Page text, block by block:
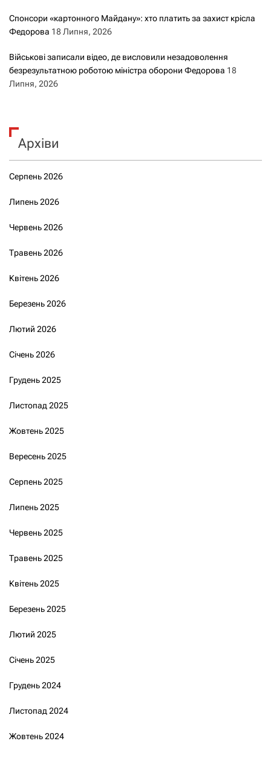
Спонсори «картонного Майдану»: хто платить за захист крісла
Федорова 18 Липня, 2026
Військові записали відео, де висловили незадоволення
безрезультатною роботою міністра оборони Федорова 18
Липня, 2026
Архіви
Серпень 2026
Липень 2026
Червень 2026
Травень 2026
Квітень 2026
Березень 2026
Лютий 2026
Січень 2026
Грудень 2025
Листопад 2025
Жовтень 2025
Вересень 2025
Серпень 2025
Липень 2025
Червень 2025
Травень 2025
Квітень 2025
Березень 2025
Лютий 2025
Січень 2025
Грудень 2024
Листопад 2024
Жовтень 2024